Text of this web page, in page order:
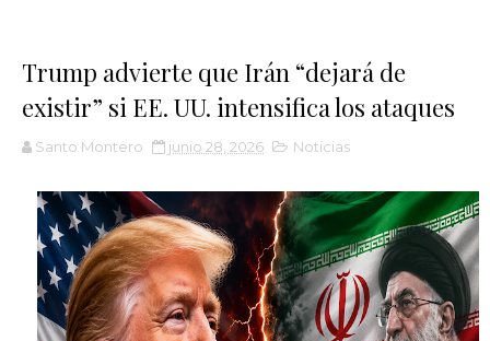
Trump advierte que Irán “dejará de
existir” si EE. UU. intensifica los ataques
Santo Montero junio 28, 2026 Noticias